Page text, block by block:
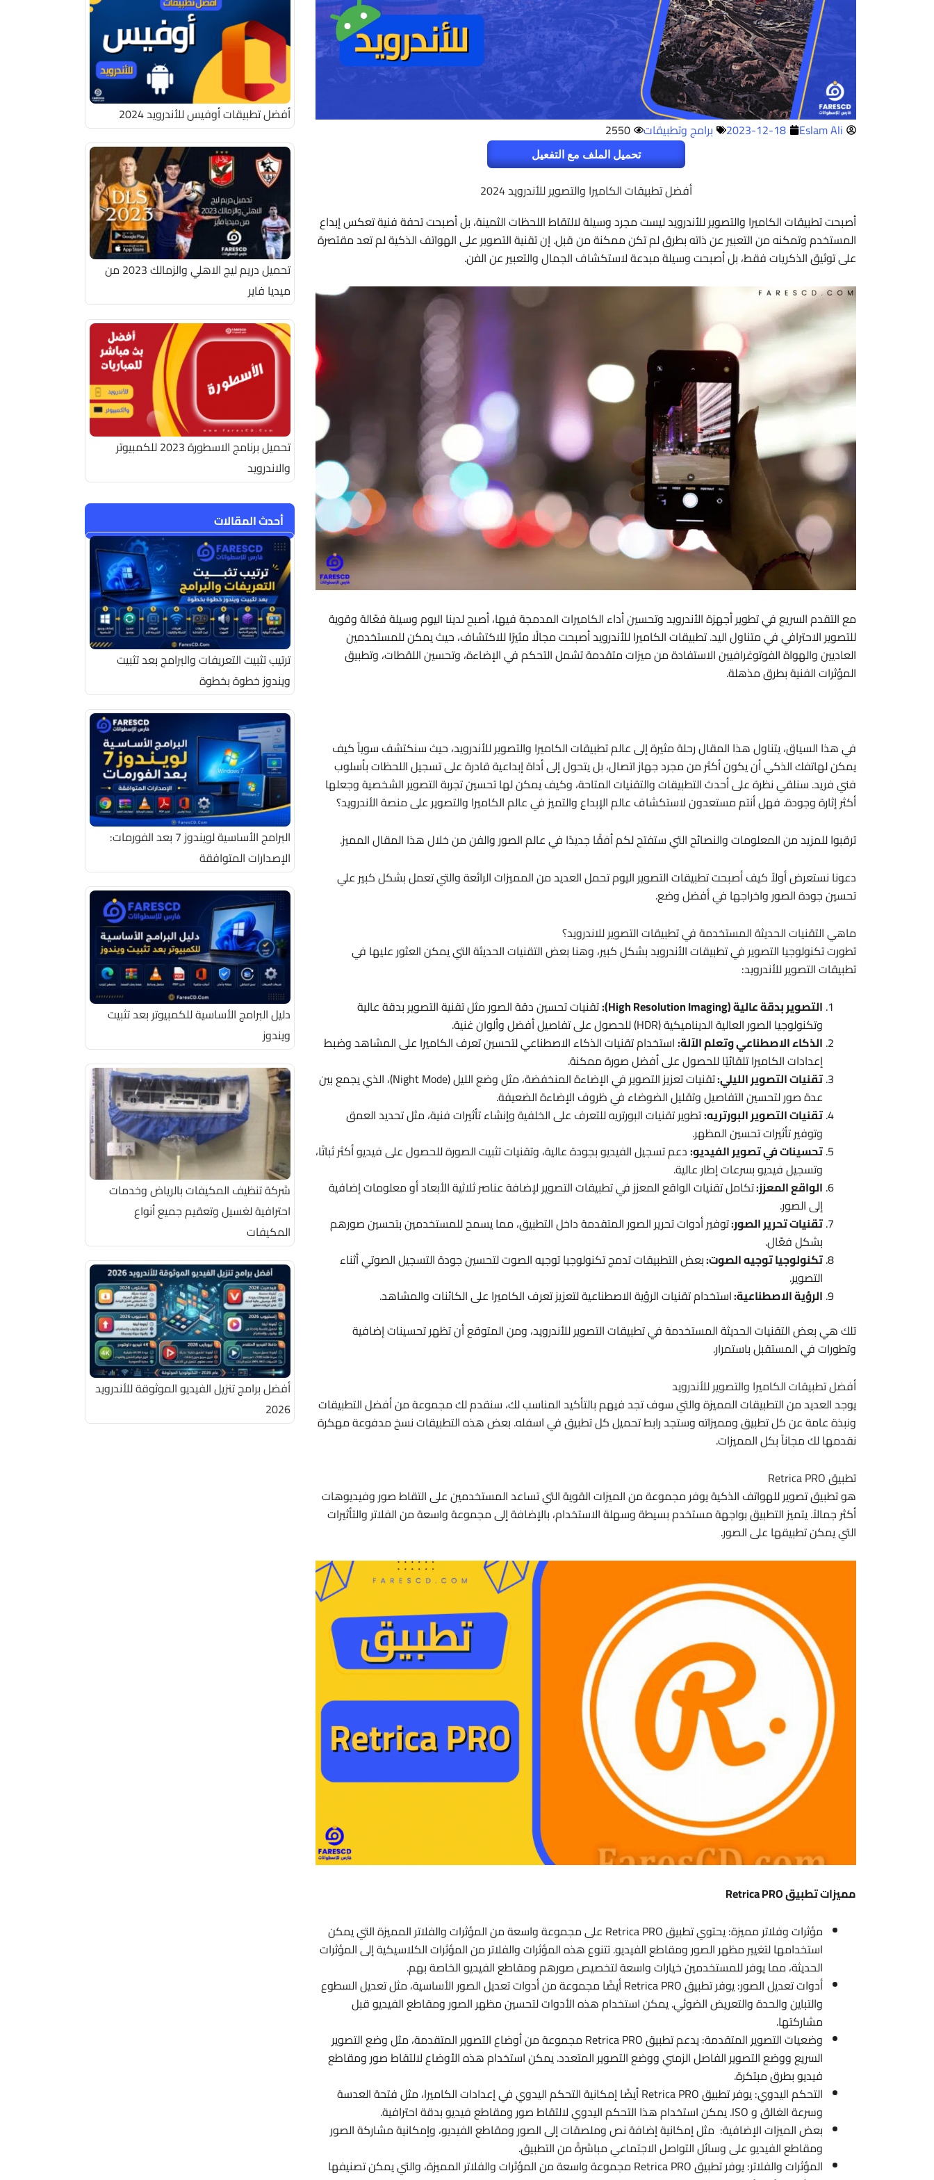
Eslam Ali
2023-12-18 برامج وتطبيقات 2550
تحميل الملف مع التفعيل
أفضل تطبيقات الكاميرا والتصوير للأندرويد 2024
أصبحت تطبيقات الكاميرا والتصوير للأندرويد ليست مجرد وسيلة لالتقاط اللحظات الثمينة، بل أصبحت تحفة فنية تعكس إبداع
المستخدم وتمكنه من التعبير عن ذاته بطرق لم تكن ممكنة من قبل. إن تقنية التصوير على الهواتف الذكية لم تعد مقتصرة
على توثيق الذكريات فقط، بل أصبحت وسيلة مبدعة لاستكشاف الجمال والتعبير عن الفن.
مع التقدم السريع في تطوير أجهزة الأندرويد وتحسين أداء الكاميرات المدمجة فيها، أصبح لدينا اليوم وسيلة فعّالة وقوية
للتصوير الاحترافي في متناول اليد. تطبيقات الكاميرا للأندرويد أصبحت مجالًا مثيرًا للاكتشاف، حيث يمكن للمستخدمين
العاديين والهواة الفوتوغرافيين الاستفادة من ميزات متقدمة تشمل التحكم في الإضاءة، وتحسين اللقطات، وتطبيق
المؤثرات الفنية بطرق مذهلة.
في هذا السياق، يتناول هذا المقال رحلة مثيرة إلى عالم تطبيقات الكاميرا والتصوير للأندرويد، حيث سنكتشف سوياً كيف
يمكن لهاتفك الذكي أن يكون أكثر من مجرد جهاز اتصال، بل يتحول إلى أداة إبداعية قادرة على تسجيل اللحظات بأسلوب
فني فريد. سنلقي نظرة على أحدث التطبيقات والتقنيات المتاحة، وكيف يمكن لها تحسين تجربة التصوير الشخصية وجعلها
أكثر إثارة وجودة. فهل أنتم مستعدون لاستكشاف عالم الإبداع والتميز في عالم الكاميرا والتصوير على منصة الأندرويد؟
ترقبوا للمزيد من المعلومات والنصائح التي ستفتح لكم أفقًا جديدًا في عالم الصور والفن من خلال هذا المقال المميز.
دعونا نستعرض أولاً كيف أصبحت تطبيقات التصوير اليوم تحمل العديد من المميزات الرائعة والتي تعمل بشكل كبير علي
تحسين جودة الصور واخراجها في أفضل وضع.
ماهي التقنيات الحديثة المستخدمة في تطبيقات التصوير للاندرويد؟
تطورت تكنولوجيا التصوير في تطبيقات الأندرويد بشكل كبير، وهنا بعض التقنيات الحديثة التي يمكن العثور عليها في
تطبيقات التصوير للأندرويد:
التصوير بدقة عالية (High Resolution Imaging):
تقنيات تحسين دقة الصور مثل تقنية التصوير بدقة عالية
وتكنولوجيا الصور العالية الديناميكية (HDR) للحصول على تفاصيل أفضل وألوان غنية.
الذكاء الاصطناعي وتعلم الآلة:استخدام تقنيات الذكاء الاصطناعي لتحسين تعرف الكاميرا على المشاهد وضبط
إعدادات الكاميرا تلقائيًا للحصول على أفضل صورة ممكنة.
تقنيات التصوير الليلي:
تقنيات تعزيز التصوير في الإضاءة المنخفضة، مثل وضع الليل (Night Mode)، الذي يجمع بين
عدة صور لتحسين التفاصيل وتقليل الضوضاء في ظروف الإضاءة الضعيفة.
تقنيات التصوير البورتريه:تطوير تقنيات البورتريه للتعرف على الخلفية وإنشاء تأثيرات فنية، مثل تحديد العمق
وتوفير تأثيرات تحسين المظهر.
تحسينات في تصوير الفيديو:دعم تسجيل الفيديو بجودة عالية، وتقنيات تثبيت الصورة للحصول على فيديو أكثر ثباتًا،
وتسجيل فيديو بسرعات إطار عالية.
الواقع المعزز:تكامل تقنيات الواقع المعزز في تطبيقات التصوير لإضافة عناصر ثلاثية الأبعاد أو معلومات إضافية
إلى الصور.
تقنيات تحرير الصور:توفير أدوات تحرير الصور المتقدمة داخل التطبيق، مما يسمح للمستخدمين بتحسين صورهم
بشكل فعّال.
تكنولوجيا توجيه الصوت:بعض التطبيقات تدمج تكنولوجيا توجيه الصوت لتحسين جودة التسجيل الصوتي أثناء
التصوير.
الرؤية الاصطناعية:استخدام تقنيات الرؤية الاصطناعية لتعزيز تعرف الكاميرا على الكائنات والمشاهد.
تلك هي بعض التقنيات الحديثة المستخدمة في تطبيقات التصوير للأندرويد، ومن المتوقع أن تظهر تحسينات إضافية
وتطورات في المستقبل باستمرار.
أفضل تطبيقات الكاميرا والتصوير للأندرويد
يوجد العديد من التطبيقات المميزة والتي سوف تجد فيهم بالتأكيد المناسب لك، سنقدم لك مجموعة من أفضل التطبيقات
ونبذة عامة عن كل تطبيق ومميزاته وستجد رابط تحميل كل تطبيق في اسفله. بعض هذه التطبيقات نسخ مدفوعة مهكرة
نقدمها لك مجاناً بكل المميزات.
تطبيق Retrica PRO
هو تطبيق تصوير للهواتف الذكية يوفر مجموعة من الميزات القوية التي تساعد المستخدمين على التقاط صور وفيديوهات
أكثر جمالاً. يتميز التطبيق بواجهة مستخدم بسيطة وسهلة الاستخدام، بالإضافة إلى مجموعة واسعة من الفلاتر والتأثيرات
التي يمكن تطبيقها على الصور.
مميزات تطبيق Retrica PRO
مؤثرات وفلاتر مميزة: يحتوي تطبيق Retrica PRO على مجموعة واسعة من المؤثرات والفلاتر المميزة التي يمكن
استخدامها لتغيير مظهر الصور ومقاطع الفيديو. تتنوع هذه المؤثرات والفلاتر من المؤثرات الكلاسيكية إلى المؤثرات
الحديثة، مما يوفر للمستخدمين خيارات واسعة لتخصيص صورهم ومقاطع الفيديو الخاصة بهم.
أدوات تعديل الصور: يوفر تطبيق Retrica PRO أيضًا مجموعة من أدوات تعديل الصور الأساسية، مثل تعديل السطوع
والتباين والحدة والتعريض الضوئي. يمكن استخدام هذه الأدوات لتحسين مظهر الصور ومقاطع الفيديو قبل
مشاركتها.
وضعيات التصوير المتقدمة: يدعم تطبيق Retrica PRO مجموعة من أوضاع التصوير المتقدمة، مثل وضع التصوير
السريع ووضع التصوير الفاصل الزمني ووضع التصوير المتعدد. يمكن استخدام هذه الأوضاع لالتقاط صور ومقاطع
فيديو بطرق مبتكرة.
التحكم اليدوي: يوفر تطبيق Retrica PRO أيضًا إمكانية التحكم اليدوي في إعدادات الكاميرا، مثل فتحة العدسة
وسرعة الغالق و ISO. يمكن استخدام هذا التحكم اليدوي لالتقاط صور ومقاطع فيديو بدقة احترافية.
بعض الميزات الإضافية: مثل إمكانية إضافة نص وملصقات إلى الصور ومقاطع الفيديو، وإمكانية مشاركة الصور
ومقاطع الفيديو على وسائل التواصل الاجتماعي مباشرةً من التطبيق.
المؤثرات والفلاتر: يوفر تطبيق Retrica PRO مجموعة واسعة من المؤثرات والفلاتر المميزة، والتي يمكن تصنيفها
أفضل تطبيقات أوفيس للأندرويد 2024
تحميل دريم ليج الاهلي والزمالك 2023 من
ميديا فاير
تحميل برنامج الاسطورة 2023 للكمبيوتر
والاندرويد
أحدث المقالات
ترتيب تثبيت التعريفات والبرامج بعد تثبيت
ويندوز خطوة بخطوة
البرامج الأساسية لويندوز 7 بعد الفورمات:
الإصدارات المتوافقة
دليل البرامج الأساسية للكمبيوتر بعد تثبيت
ويندوز
شركة تنظيف المكيفات بالرياض وخدمات
احترافية لغسيل وتعقيم جميع أنواع
المكيفات
أفضل برامج تنزيل الفيديو الموثوقة للأندرويد
2026